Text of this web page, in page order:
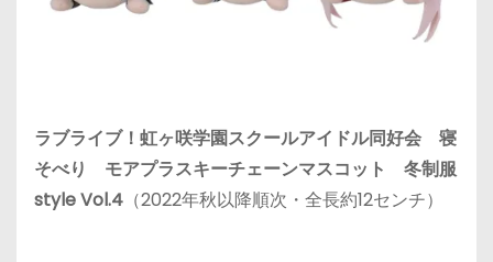
ラブライブ！虹ヶ咲学園スクールアイドル同好会 寝
そべり モアプラスキーチェーンマスコット 冬制服
style Vol.4 （2022年秋以降順次・全長約12センチ）